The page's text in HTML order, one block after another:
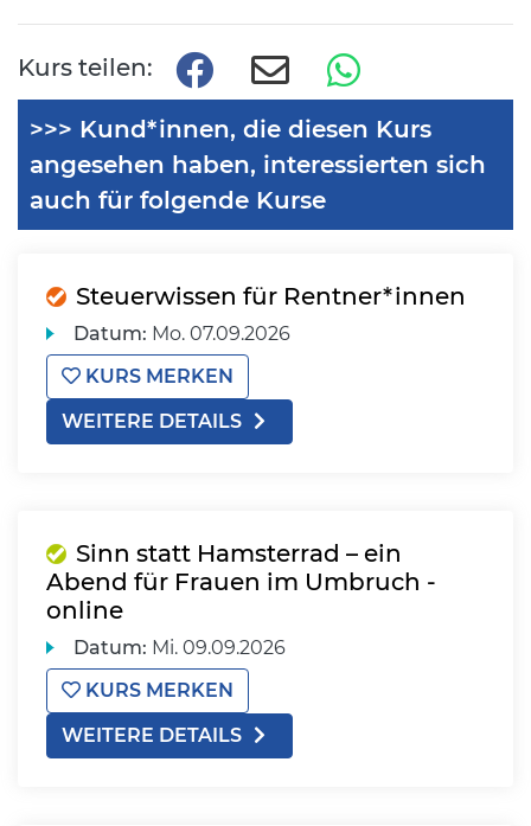
Kurs teilen:
>>> Kund*innen, die diesen Kurs
angesehen haben, interessierten sich
auch für folgende Kurse
Steuerwissen für Rentner*innen
Datum: Mo. 07.09.2026
KURS MERKEN
WEITERE DETAILS
Sinn statt Hamsterrad – ein
Abend für Frauen im Umbruch -
online
Datum: Mi. 09.09.2026
KURS MERKEN
WEITERE DETAILS